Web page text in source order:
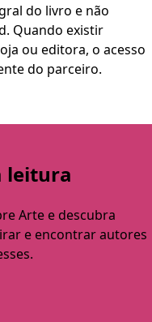
do livro e não
Quando existir
ou editora, o acesso
do parceiro.
leitura
Arte e descubra
e encontrar autores